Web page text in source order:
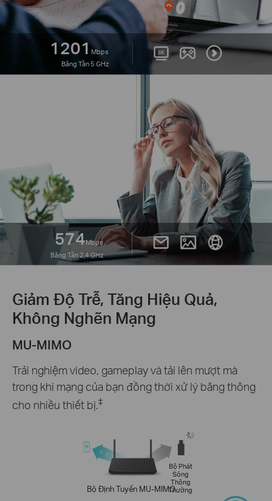
1201Mbps
Băng Tần 5 GHz
574Mbps
Băng Tần 2.4 GHz
Giảm Độ Trễ, Tăng Hiệu Quả,
Không Nghẽn Mạng
MU-MIMO
Trải nghiệm video, gameplay và tải lên mượt mà
trong khi mạng của bạn đồng thời xử lý băng thông
cho nhiều thiết bị.‡
Bộ Định Tuyến MU-MIMO
Bộ Phát
Sóng
Thông
Thường